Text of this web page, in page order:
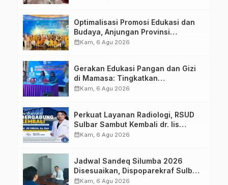
Optimalisasi Promosi Edukasi dan
Budaya, Anjungan Provinsi
Sulawesi Barat Perkuat Kolaborasi
calendar_monthKam, 6 Agu 2026
Gerakan Edukasi Pangan dan Gizi
di Mamasa: Tingkatkan
Pengetahuan dan Keterampilan
calendar_monthKam, 6 Agu 2026
Perkuat Layanan Radiologi, RSUD
Sulbar Sambut Kembali dr. Iis
Imelda, Sp.Rad
calendar_monthKam, 6 Agu 2026
Jadwal Sandeq Silumba 2026
Disesuaikan, Dispoparekraf Sulbar
Pastikan Persiapan Tetap
calendar_monthKam, 6 Agu 2026